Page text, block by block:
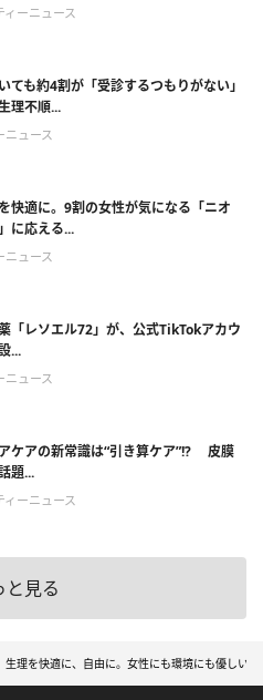
ィーニュース
ても約4割が「受診するつもりがない」
理不順...
ニュース
快適に。9割の女性が気になる「ニオ
に応える...
ニュース
「レソエル72」が、公式TikTokアカウ
...
ニュース
ケアの新常識は“引き算ケア”!? 皮膜
題...
ィーニュース
と見る
生理を快適に、自由に。女性にも環境にも優しい